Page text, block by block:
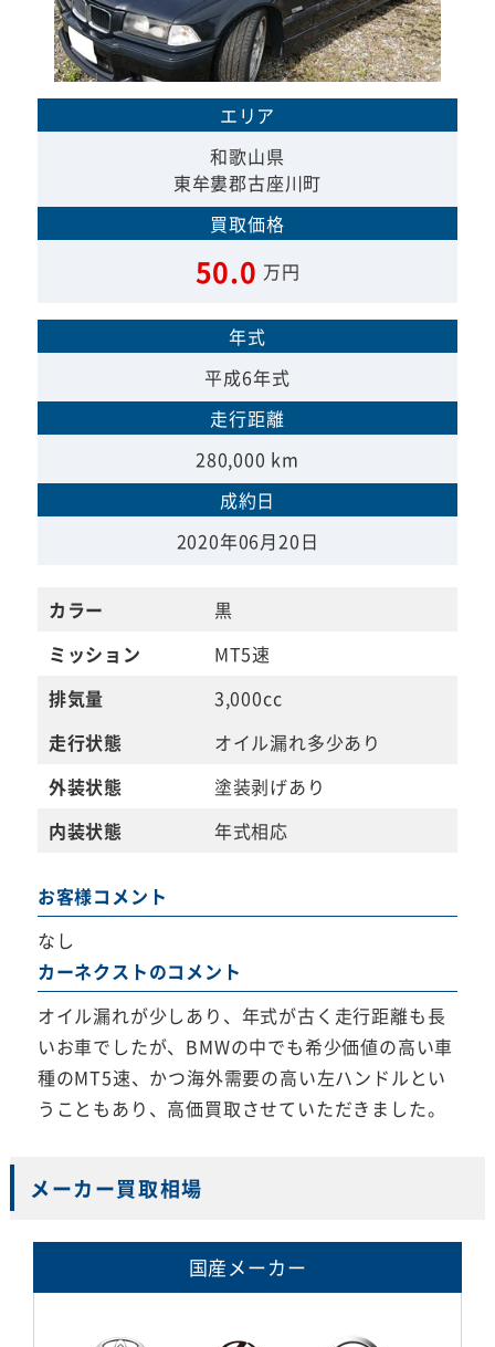
エリア
和歌山県
東牟婁郡古座川町
買取価格
50.0 万円
年式
平成6年式
走行距離
280,000 km
成約日
2020年06月20日
カラー
黒
ミッション
MT5速
排気量
3,000cc
走行状態
オイル漏れ多少あり
外装状態
塗装剥げあり
内装状態
年式相応
お客様コメント
なし
カーネクストのコメント
オイル漏れが少しあり、年式が古く走行距離も長
いお車でしたが、BMWの中でも希少価値の高い車
種のMT5速、かつ海外需要の高い左ハンドルとい
うこともあり、高価買取させていただきました。
メーカー買取相場
国産メーカー